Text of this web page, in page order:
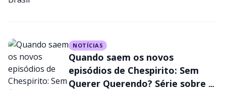
NOTÍCIAS
Quando saem os novos
episódios de Chespirito: Sem
Querer Querendo? Série sobre o